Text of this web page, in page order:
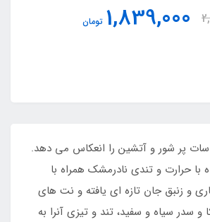
1,839,000 تومان
پر شور و آتشین را انعکاس می دهد.
با حرارت و تندی نادرمشک همراه با
و زنبق جان تازه ای یافته و نت های
و سدر سیاه و سفید، تند و تیزی آنرا به